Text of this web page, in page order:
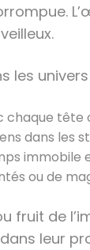
les
tête
dans les
immobile
ou de
fruit de
leur